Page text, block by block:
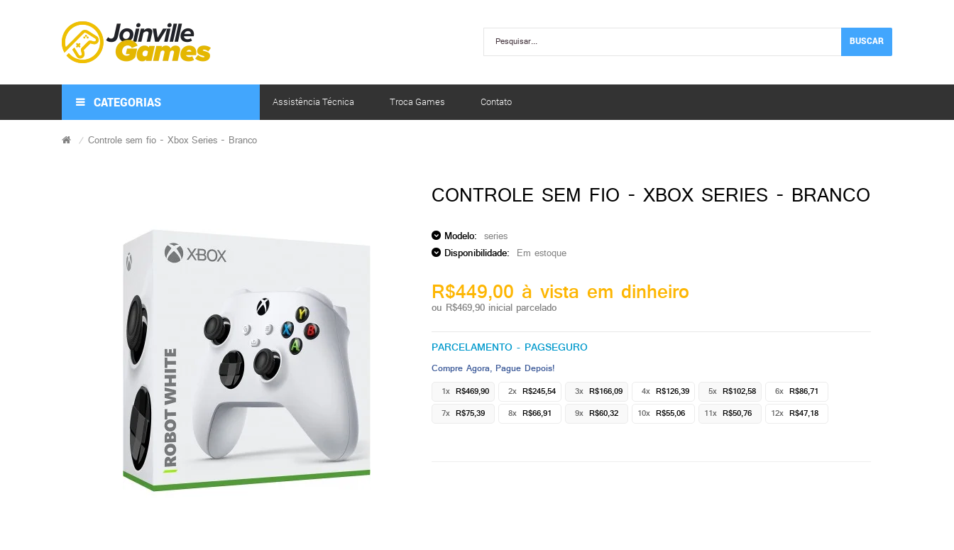
BUSCAR
CATEGORIAS Assistência Técnica Troca Games Contato
Controle sem fio - Xbox Series - Branco
CONTROLE SEM FIO - XBOX SERIES - BRANCO
Modelo: series
Disponibilidade: Em estoque
R$449,00 à vista em dinheiro
ou R$469,90 inicial parcelado
PARCELAMENTO - PAGSEGURO
Compre Agora, Pague Depois!
1x R$469,90 2x R$245,54 3x R$166,09 4x R$126,39 5x R$102,58 6x R$86,71
7x R$75,39 8x R$66,91 9x R$60,32 10x R$55,06 11x R$50,76 12x R$47,18